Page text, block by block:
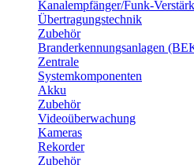
Kanalempfänger/Funk-
Übertragungstechnik
Zubehör
Branderkennungsanlagen
Zentrale
Systemkomponenten
Akku
Zubehör
Videoüberwachung
Kameras
Rekorder
Zubehör